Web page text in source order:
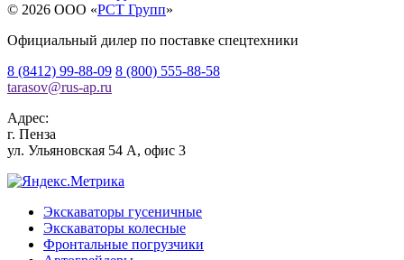
© 2026 OOO «РСТ Групп»
Официальный дилер по поставке спецтехники
8 (8412) 99-88-09 8 (800) 555-88-58
tarasov@rus-ap.ru
Адрес:
г. Пенза
ул. Ульяновская 54 А, офис 3
Экскаваторы гусеничные
Экскаваторы колесные
Фронтальные погрузчики